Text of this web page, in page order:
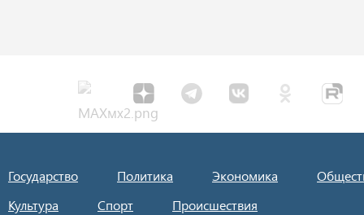
Государство Политика Экономика
Культура
Спорт Происшествия